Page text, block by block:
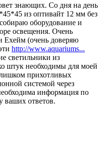
знающих. Со дня на день
из оптивайт 12 мм без
оборудование и
освещения. Очень
Ехейм (очень доверяю
http://www.aquariums...
светильники из
штук необходимы для моей
прихотливых
системой через
информация по
ваших ответов.